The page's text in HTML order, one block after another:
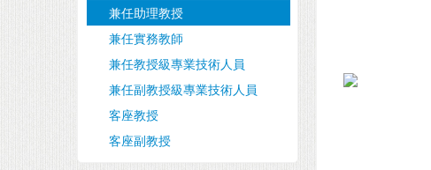
兼任助理教授
兼任實務教師
兼任教授級專業技術人員
兼任副教授級專業技術人員
客座教授
客座副教授